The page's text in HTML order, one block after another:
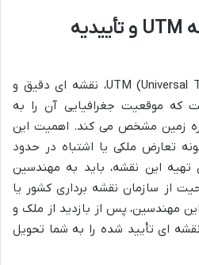
گام سوم: تهیه نقشه UTM و تأییدیه
نقشه UTM (Universal Transverse Mercator)، نقشه ای دقیق و
که موقعیت جغرافیایی آن را به
زمین مشخص می کند. اهمیت این
تعارض ملکی یا اشتباه در حدود
تهیه این نقشه، باید به مهندسین
از سازمان نقشه برداری کشور یا
مهندسین، پس از بازدید از ملک و
ای تأیید شده را به شما تحویل